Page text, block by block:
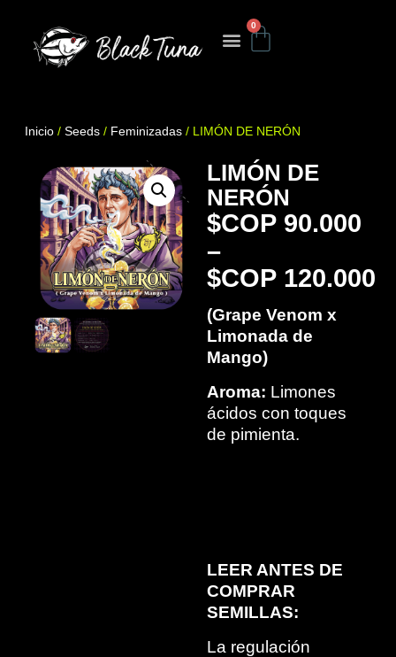
0
Inicio /Seeds / Feminizadas / LIMÓN DE NERÓN
LIMÓN DE
NERÓN
$
90.000
–
$
120.000
(Grape Venom x
Limonada de
Mango)
Aroma: Limones
ácidos con toques
de pimienta.
LEER ANTES DE
COMPRAR
SEMILLAS:
La regulación